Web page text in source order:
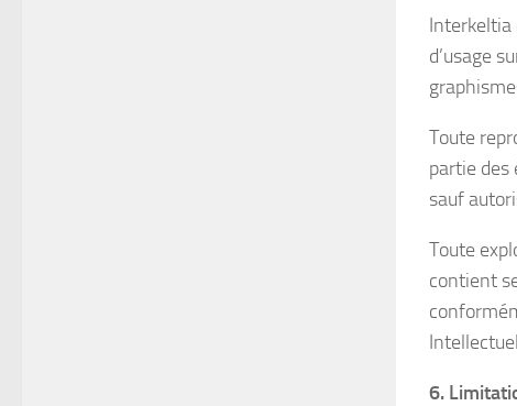
Interkeltia
d’usage
Toute
partie des
sauf
Toute
contient
6.